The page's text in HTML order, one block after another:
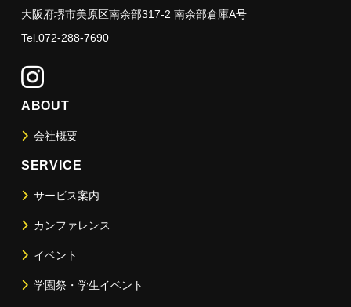
大阪府堺市美原区南余部317-2 南余部倉庫A号
Tel.072-288-7690
ABOUT
会社概要
SERVICE
サービス案内
カンファレンス
イベント
学園祭・学生イベント